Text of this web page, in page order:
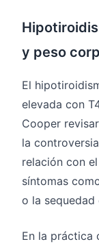
y peso
El
elevada con
Cooper
la
relación con
síntomas
o la sequedad
En la práctica